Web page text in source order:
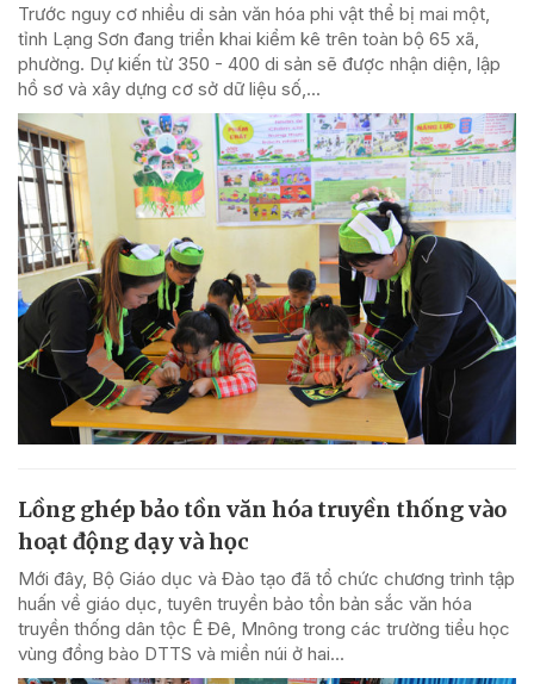
Trước nguy cơ nhiều di sản văn hóa phi vật thể bị mai một,
tỉnh Lạng Sơn đang triển khai kiểm kê trên toàn bộ 65 xã,
phường. Dự kiến từ 350 - 400 di sản sẽ được nhận diện, lập
hồ sơ và xây dựng cơ sở dữ liệu số,...
Lồng ghép bảo tồn văn hóa truyền thống vào
hoạt động dạy và học
Mới đây, Bộ Giáo dục và Đào tạo đã tổ chức chương trình tập
huấn về giáo dục, tuyên truyền bảo tồn bản sắc văn hóa
truyền thống dân tộc Ê Đê, Mnông trong các trường tiểu học
vùng đồng bào DTTS và miền núi ở hai...